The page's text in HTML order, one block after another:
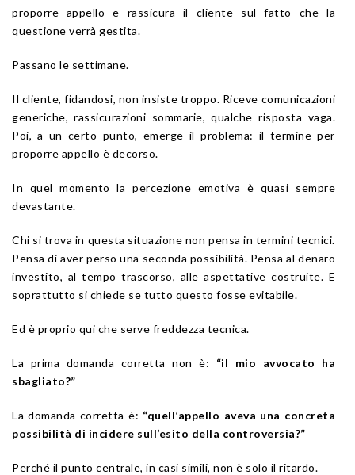
proporre appello e rassicura il cliente sul fatto che la
questione verrà gestita.
Passano le settimane.
Il cliente, fidandosi, non insiste troppo. Riceve comunicazioni
generiche, rassicurazioni sommarie, qualche risposta vaga.
Poi, a un certo punto, emerge il problema: il termine per
proporre appello è decorso.
In quel momento la percezione emotiva è quasi sempre
devastante.
Chi si trova in questa situazione non pensa in termini tecnici.
Pensa di aver perso una seconda possibilità. Pensa al denaro
investito, al tempo trascorso, alle aspettative costruite. E
soprattutto si chiede se tutto questo fosse evitabile.
Ed è proprio qui che serve freddezza tecnica.
La prima domanda corretta non è: “il mio avvocato ha
sbagliato?”
La domanda corretta è: “quell’appello aveva una concreta
possibilità di incidere sull’esito della controversia?”
Perché il punto centrale, in casi simili, non è solo il ritardo.